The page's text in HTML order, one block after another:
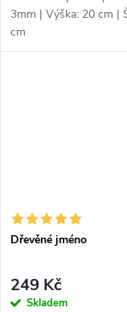
3mm | Výška: 20 cm |
cm
Dřevěné jméno
249 Kč
Skladem